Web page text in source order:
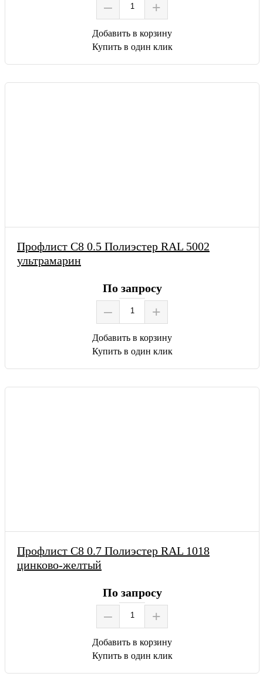
– +
Добавить в корзину
Купить в один клик
Профлист С8 0.5 Полиэстер RAL 5002
ультрамарин
По запросу
– +
Добавить в корзину
Купить в один клик
Профлист С8 0.7 Полиэстер RAL 1018
цинково-желтый
По запросу
– +
Добавить в корзину
Купить в один клик